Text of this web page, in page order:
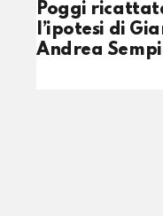
Poggi
l’ipotesi di
Andrea